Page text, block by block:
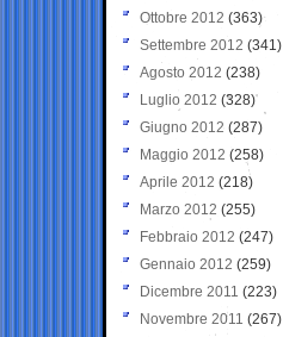
Ottobre 2012 (363)
Settembre 2012 (341)
Agosto 2012 (238)
Luglio 2012 (328)
Giugno 2012 (287)
Maggio 2012 (258)
Aprile 2012 (218)
Marzo 2012 (255)
Febbraio 2012 (247)
Gennaio 2012 (259)
Dicembre 2011 (223)
Novembre 2011 (267)